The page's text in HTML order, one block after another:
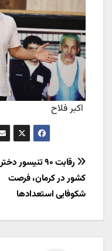
اکبر فلاح
راهبری
نوشته
رقابت ۹۰ تنیسور دختر
کشور در کرمان، فرصت
شکوفایی استعدادها